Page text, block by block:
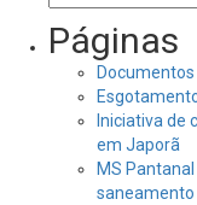
por:
Páginas
Documentos
Iniciativa de
em Japorã
MS
saneamento